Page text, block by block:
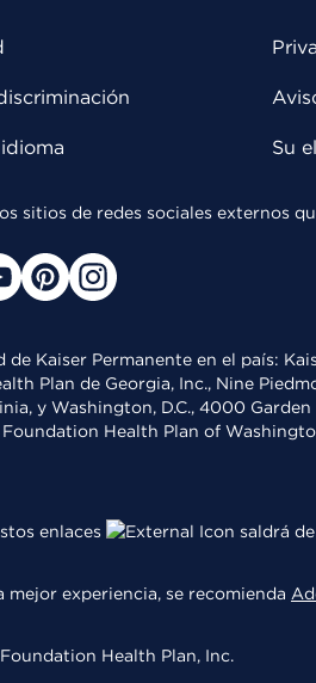
Su
sitios de redes sociales externos
de Kaiser Permanente en el país:
Plan de Georgia, Inc., Nine
y Washington, D.C., 4000
Foundation Health Plan of
enlaces saldrá
mejor experiencia, se recomienda
Health Plan, Inc.